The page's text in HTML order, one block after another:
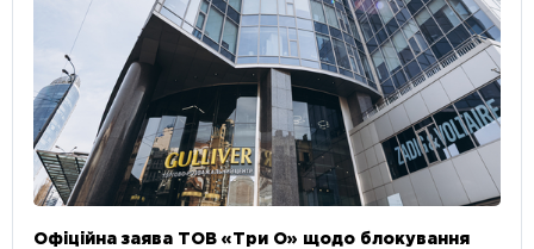
Офіційна заява ТОВ «Три О» щодо блокування